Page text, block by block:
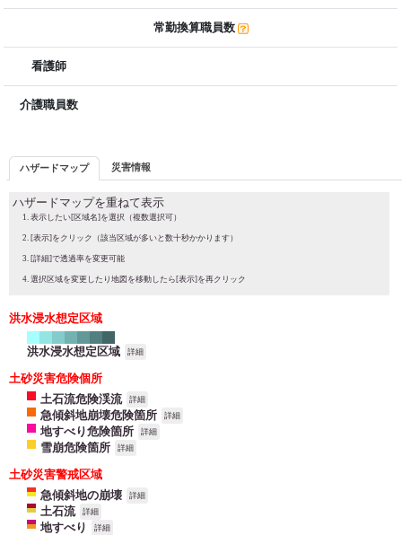
常勤換算職員数
看護師
介護職員数
ハザードマップ 災害情報
ハザードマップを重ねて表示
表示したい[区域名]を選択（複数選択可）
[表示]をクリック（該当区域が多いと数十秒かかります）
[詳細]で透過率を変更可能
選択区域を変更したり地図を移動したら[表示]を再クリック
洪水浸水想定区域
洪水浸水想定区域 詳細
土砂災害危険個所
土石流危険渓流
詳細
急傾斜地崩壊危険箇所 詳細
地すべり危険箇所 詳細
雪崩危険箇所 詳細
土砂災害警戒区域
急傾斜地の崩壊
詳細
土石流 詳細
地すべり 詳細